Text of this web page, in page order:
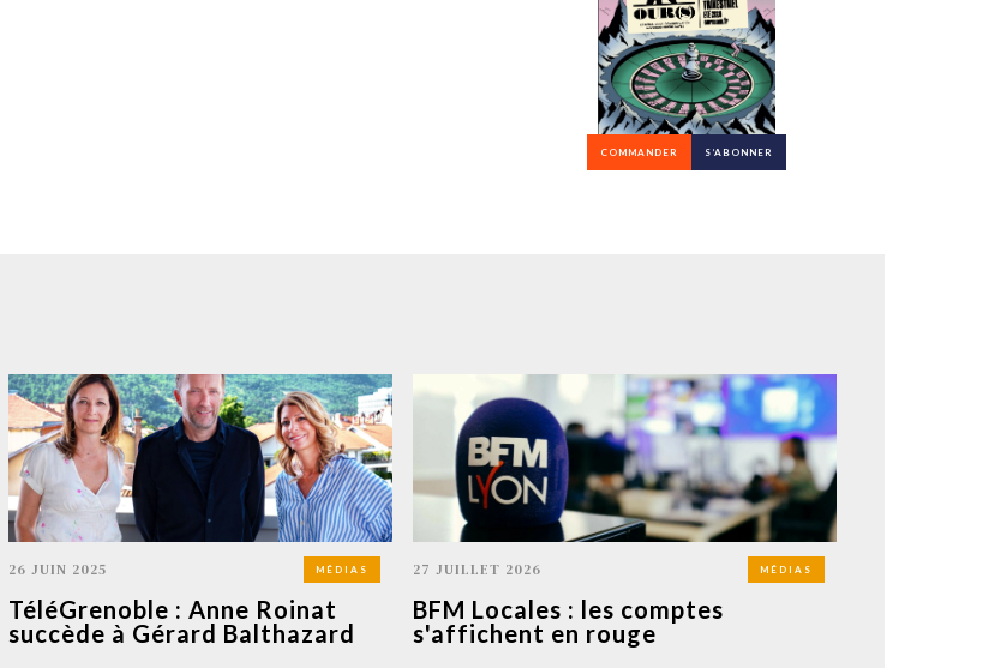
COMMANDER S’ABONNER
26 JUIN 2025 MÉDIAS
TéléGrenoble : Anne Roinat
succède à Gérard Balthazard
27 JUILLET 2026 MÉDIAS
BFM Locales : les comptes
s'affichent en rouge